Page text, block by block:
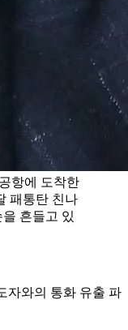
항에 도착한
패통탄 친나
흔들고 있
자와의 통화 유출 파